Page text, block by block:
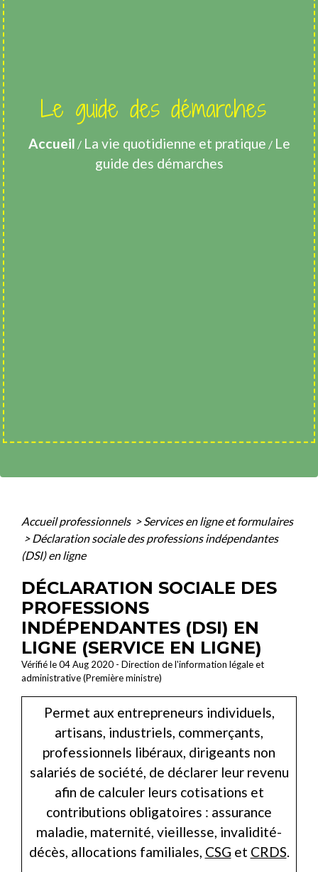
Le guide des démarches
Accueil / La vie quotidienne et pratique / Le
guide des démarches
Accueil professionnels > Services en ligne et formulaires
> Déclaration sociale des professions indépendantes
(DSI) en ligne
DÉCLARATION SOCIALE DES
PROFESSIONS
INDÉPENDANTES (DSI) EN
LIGNE (SERVICE EN LIGNE)
Vérifié le 04 Aug 2020 - Direction de l'information légale et
administrative (Première ministre)
Permet aux entrepreneurs individuels,
artisans, industriels, commerçants,
professionnels libéraux, dirigeants non
salariés de société, de déclarer leur revenu
afin de calculer leurs cotisations et
contributions obligatoires : assurance
maladie, maternité, vieillesse, invalidité-
décès, allocations familiales, CSG et CRDS.